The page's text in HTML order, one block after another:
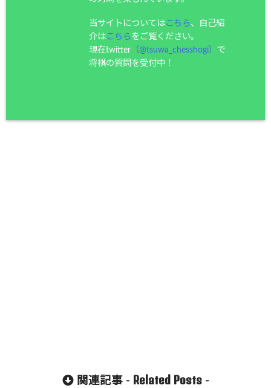
当サイトについてはこちら 、自己紹
介はこちら をご覧ください。
現在twitter（@tsuwa_chesshogi） で
将棋の質問を受付中！
関連記事 - Related Posts-